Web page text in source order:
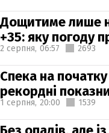
Дощитиме лише
+35: яку погоду
2 серпня, 06:57 2693
Спека на
рекордні
1 серпня, 20:00 1539